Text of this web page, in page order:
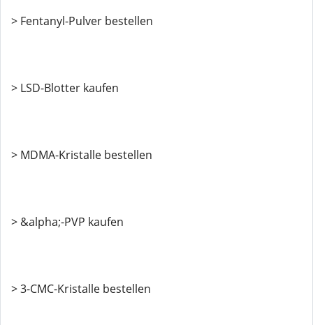
> Fentanyl-Pulver bestellen
> LSD-Blotter kaufen
> MDMA-Kristalle bestellen
> &alpha;-PVP kaufen
> 3-CMC-Kristalle bestellen